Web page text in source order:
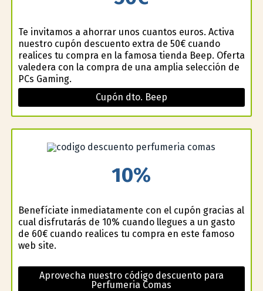
Te invitamos a ahorrar unos cuantos euros. Activa
nuestro cupón descuento extra de 50€ cuando
realices tu compra en la famosa tienda Beep. Oferta
valedera con la compra de una amplia selección de
PCs Gaming.
Cupón dto. Beep
10%
Benefíciate inmediatamente con el cupón gracias al
cual disfrutarás de 10% cuando llegues a un gasto
de 60€ cuando realices tu compra en este famoso
web site.
Aprovecha nuestro código descuento para
Perfumeria Comas